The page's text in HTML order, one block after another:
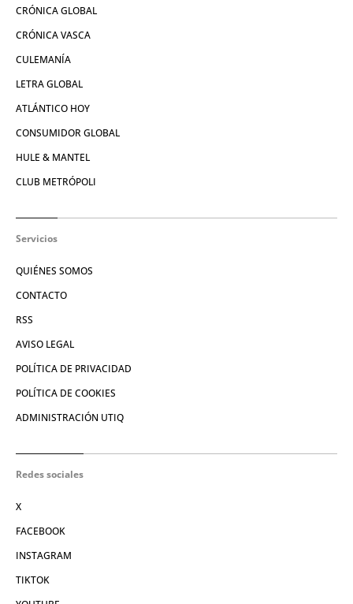
CRÓNICA GLOBAL
CRÓNICA VASCA
CULEMANÍA
LETRA GLOBAL
ATLÁNTICO HOY
CONSUMIDOR GLOBAL
HULE & MANTEL
CLUB METRÓPOLI
Servicios
QUIÉNES SOMOS
CONTACTO
RSS
AVISO LEGAL
POLÍTICA DE PRIVACIDAD
POLÍTICA DE COOKIES
ADMINISTRACIÓN UTIQ
Redes sociales
X
FACEBOOK
INSTAGRAM
TIKTOK